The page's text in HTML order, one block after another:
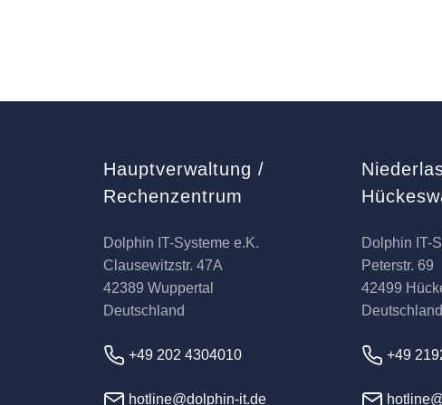
Hauptverwaltung /
Rechenzentrum
Dolphin IT-Systeme e.K.
Clausewitzstr. 47A
42389 Wuppertal
Deutschland
+49 202 4304010
hotline@dolphin-it.de
Dolphin IT-
Peterstr. 69
42499
Deutschland
+49